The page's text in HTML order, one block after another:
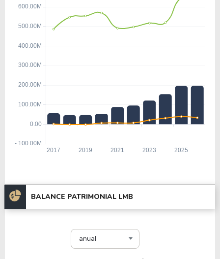
BALANCE PATRIMONIAL LMB
anual